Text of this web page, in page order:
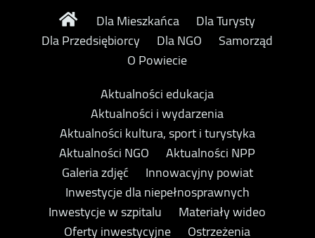
Dla Mieszkańca
Dla Turysty
Dla Przedsiębiorcy
Dla NGO
Samorząd
O Powiecie
Aktualności edukacja
Aktualności i wydarzenia
Aktualności kultura, sport i turystyka
Aktualności NGO
Aktualności NPP
Galeria zdjęć
Innowacyjny powiat
Inwestycje dla niepełnosprawnych
Inwestycje w szpitalu
Materiały wideo
Oferty inwestycyjne
Ostrzeżenia